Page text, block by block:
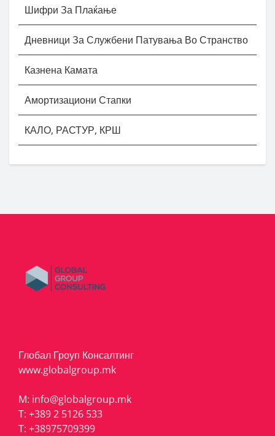
Шифри За Плаќање
Дневници За Службени Патувања Во Странство
Казнена Камата
Амортизациони Стапки
КАЛО, РАСТУР, КРШ
Глобал Гроуп Консалтинг
www.globalgroup.mk
M: info@globalgroup.mk
T: +389 2 5126 533
T: +38975709399